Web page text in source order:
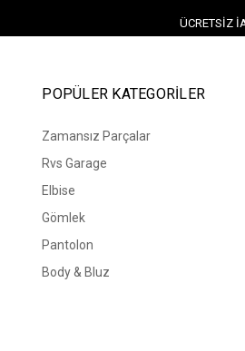
ÜCRETSIZ
POPÜLER KATEGORİLER
Zamansız Parçalar
Rvs Garage
Elbise
Gömlek
Pantolon
Body & Bluz